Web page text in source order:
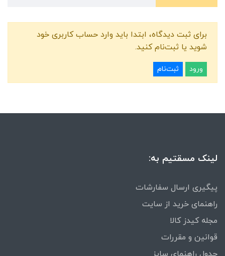
برای ثبت دیدگاه، ابتدا باید وارد حساب کاربری خود
شوید یا ثبت‌نام کنید.
ورود ثبت‌نام
لینک مسقتیم به:
پیگیری ارسال سفارشات
راهنمای خرید از سایت
مجله کیدز کالا
قوانین و مقررات